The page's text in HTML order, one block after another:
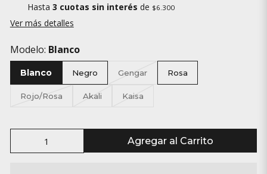
Hasta 3 cuotas sin interés de $6.300
Ver más detalles
Modelo: Blanco
Blanco Negro Gengar Rosa
Rojo/Rosa Akali Kaisa
Agregar al Carrito